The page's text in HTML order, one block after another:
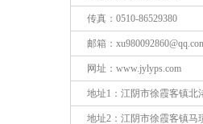
传真：0510-86529380
邮箱：
网址：www.jylyps.com
地址1：江阴市徐霞客镇北
地址2：江阴市徐霞客镇马